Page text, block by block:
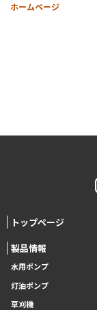
ホームページ
トップページ
製品情報
水用ポンプ
灯油ポンプ
草刈機